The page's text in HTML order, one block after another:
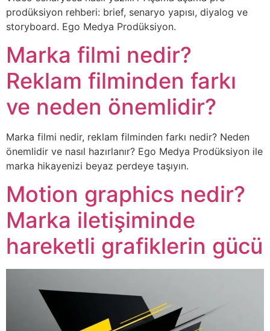
prodüksiyon rehberi: brief, senaryo yapısı, diyalog ve
storyboard. Ego Medya Prodüksiyon.
Marka filmi nedir?
Reklam filminden farkı
ve neden önemlidir?
Marka filmi nedir, reklam filminden farkı nedir? Neden
önemlidir ve nasıl hazırlanır? Ego Medya Prodüksiyon ile
marka hikayenizi beyaz perdeye taşıyın.
Motion graphics nedir?
Marka iletişiminde
hareketli grafiklerin gücü